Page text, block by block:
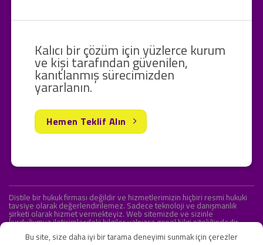
Kalıcı bir çözüm için yüzlerce kurum
ve kişi tarafından güvenilen,
kanıtlanmış sürecimizden
yararlanın.
Hemen Teklif Alın
Distile bir hukuk firması değildir ve hizmetlerimizin hiçbiri resmi hukuki
tavsiye olarak değerlendirilemez. Sadece teknoloji ve danışmanlık
şirketi olarak hizmet vermekteyiz. Web sitemizde ve sizinle
kurduğumuz iletişimlerdeki bilgiler yalnızca genel bilgi niteliğindedir.
Bu site, size daha iyi bir tarama deneyimi sunmak için çerezler